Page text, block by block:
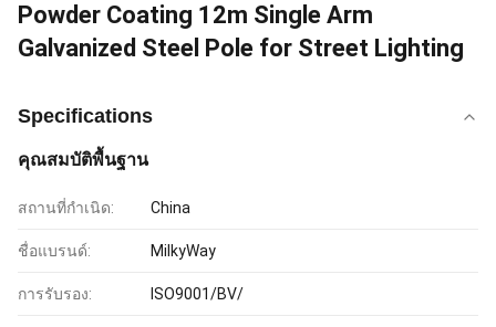
Powder Coating 12m Single Arm
Galvanized Steel Pole for Street Lighting
Specifications
คุณสมบัติพื้นฐาน
สถานที่กำเนิด: China
ชื่อแบรนด์: MilkyWay
การรับรอง: ISO9001/BV/